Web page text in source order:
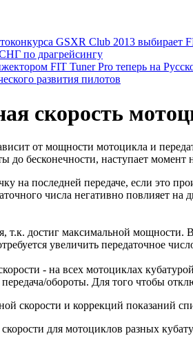
GSXR Club 2013 выбирает
по драгрейсингу
FIT Tuner Pro теперь на
развития пилотов
скорость
от мощности мотоцикла и
до бесконечности, наступает
на последней передаче, если это
числа негативно повлияет
т.к. достиг максимальной мощности.
увеличить передаточное
- на всех мотоциклах
обороты. Для того чтобы
скорости и коррекций показаний
для мотоциклов разных